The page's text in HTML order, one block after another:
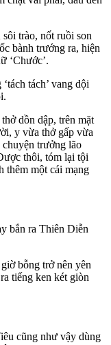
trào, nốt ruồi son
bành trướng ra, hiện
‘Chước’.
tách’ vang dội
dồn dập, trên mặt
y vừa thở gấp vừa
trưởng lão
thôi, tóm lại tội
thêm một cái mạng
bắn ra Thiên Diễn
bỗng trở nên yên
tiếng ken két giòn
cũng như vậy dùng